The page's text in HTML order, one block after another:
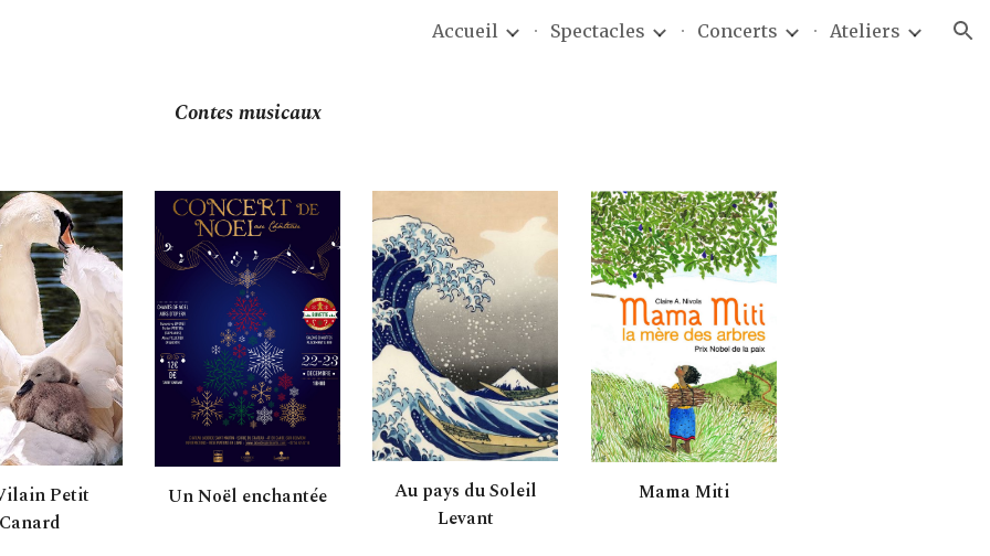
Skip to navigation
Accueil Spectacles Concerts Ateliers
Contes musicaux
Petit
Un Noël enchantée
Au pays du Soleil
Levant
Mama Miti